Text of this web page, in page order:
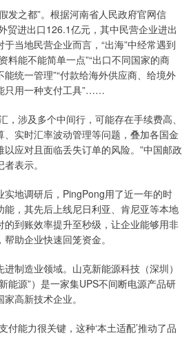
发之都”。根据河南省人民政府官网信
贸进出口126.1亿元，其中民营企业进出
当地民营企业而言，“出海”中经常遇到
料能不能简单一点”“出口不同国家的商
统一管理”“付款给海外供应商、给境外
只用一种支付工具”……
，涉及多个中间行，可能存在手续费高、
实时汇率波动管理等问题，叠加各国金
应对且面临丢失订单的风险。”中国邮政
表示。
地调研后，PingPong用了近一年的时
能，其先后上线尼日利亚、肯尼亚等本地
到账效率提升至秒级，让企业能够用非
助企业快速回笼资金。
制造业领域。山克新能源科技（深圳）
能源”）是一家集UPS不间断电源产品研
高新技术企业。
付能力很关键，这种‘本土适配’推动了品